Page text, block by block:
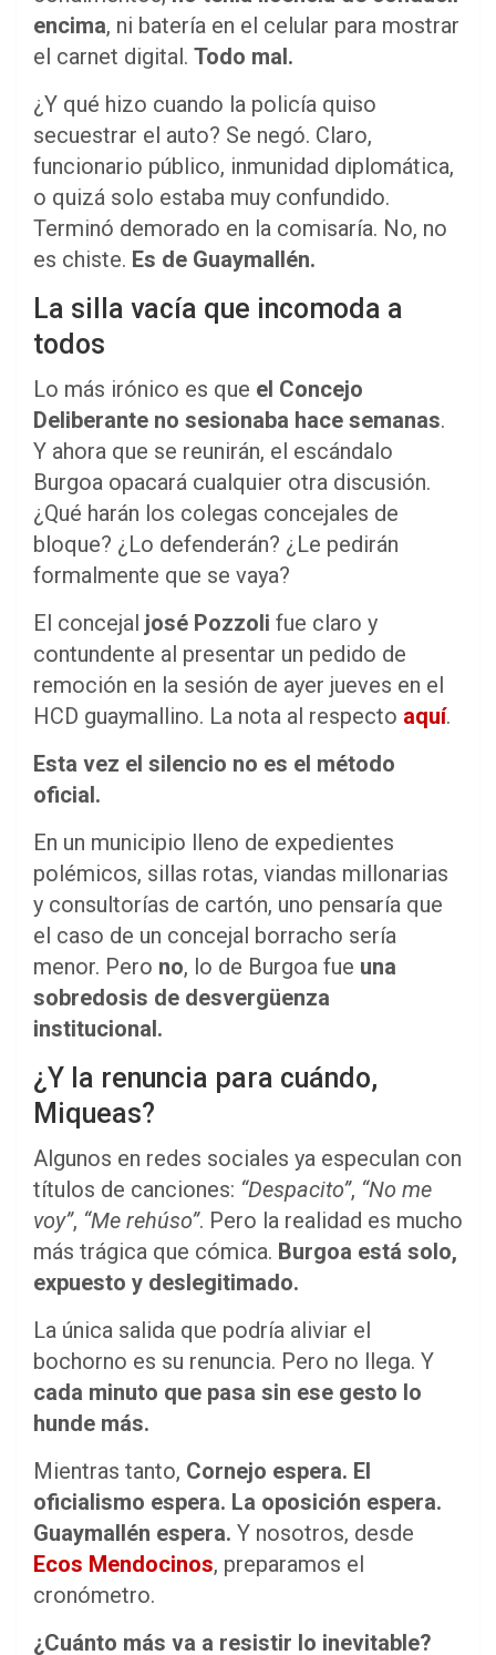
encima, ni batería en el celular para mostrar
el carnet digital. Todo mal.
¿Y qué hizo cuando la policía quiso
secuestrar el auto? Se negó. Claro,
funcionario público, inmunidad diplomática,
o quizá solo estaba muy confundido.
Terminó demorado en la comisaría. No, no
es chiste. Es de Guaymallén.
La silla vacía que incomoda a
todos
Lo más irónico es que el Concejo
Deliberante no sesionaba hace semanas.
Y ahora que se reunirán, el escándalo
Burgoa opacará cualquier otra discusión.
¿Qué harán los colegas concejales de
bloque? ¿Lo defenderán? ¿Le pedirán
formalmente que se vaya?
El concejal josé Pozzoli fue claro y
contundente al presentar un pedido de
remoción en la sesión de ayer jueves en el
HCD guaymallino. La nota al respecto aquí.
Esta vez el silencio no es el método
oficial.
En un municipio lleno de expedientes
polémicos, sillas rotas, viandas millonarias
y consultorías de cartón, uno pensaría que
el caso de un concejal borracho sería
menor. Pero no, lo de Burgoa fue una
sobredosis de desvergüenza
institucional.
¿Y la renuncia para cuándo,
Miqueas?
Algunos en redes sociales ya especulan con
títulos de canciones: “Despacito”, “No me
voy”, “Me rehúso”. Pero la realidad es mucho
más trágica que cómica. Burgoa está solo,
expuesto y deslegitimado.
La única salida que podría aliviar el
bochorno es su renuncia. Pero no llega. Y
cada minuto que pasa sin ese gesto lo
hunde más.
Mientras tanto, Cornejo espera. El
oficialismo espera. La oposición espera.
Guaymallén espera. Y nosotros, desde
Ecos Mendocinos, preparamos el
cronómetro.
¿Cuánto más va a resistir lo inevitable?